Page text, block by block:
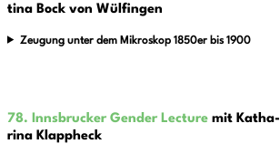
tina Bock von Wül­fin­gen
Zeugung unter dem Mikroskop 1850er bis 1900
78. Innsbrucker Gender Lecture mit Katha­
rina Klapp­heck